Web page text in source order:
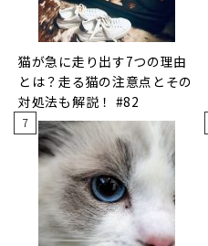
猫が急に走り出す7つの理由
とは？走る猫の注意点とその
対処法も解説！ #82